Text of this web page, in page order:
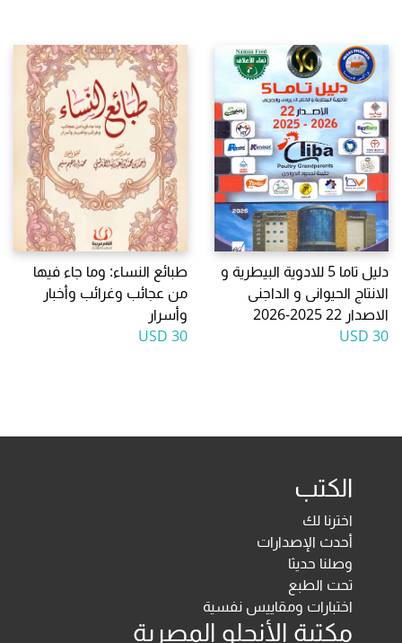
دليل تاما 5 للادوية البيطرية و
الانتاج الحيوانى و الداجنى
الاصدار 22 2025-2026
30 USD
طبائع النساء: وما جاء فيها
من عجائب وغرائب وأخبار
وأسرار
30 USD
الكتب
اخترنا لك
أحدث الإصدارات
وصلنا حديثا
تحت الطبع
اختبارات ومقاييس نفسية
مكتبة الأنجلو المصرية